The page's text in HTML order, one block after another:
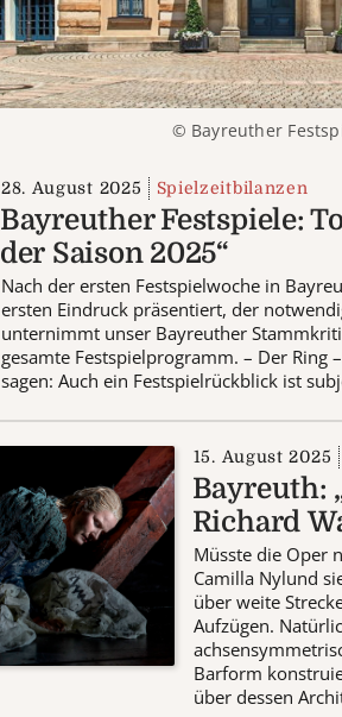
© Bayreuther
28. August 2025 Spielzeitbilanzen
Bayreuther Festspiele:
der Saison 2025“
Nach der ersten Festspielwoche in
ersten Eindruck präsentiert, der
unternimmt unser Bayreuther
gesamte Festspielprogramm. – Der Ring
sagen: Auch ein Festspielrückblick ist
15. August 2025
Bayreuth:
Richard
Müsste die Oper
Camilla Nylund
über weite
Aufzügen.
Barform
über dessen